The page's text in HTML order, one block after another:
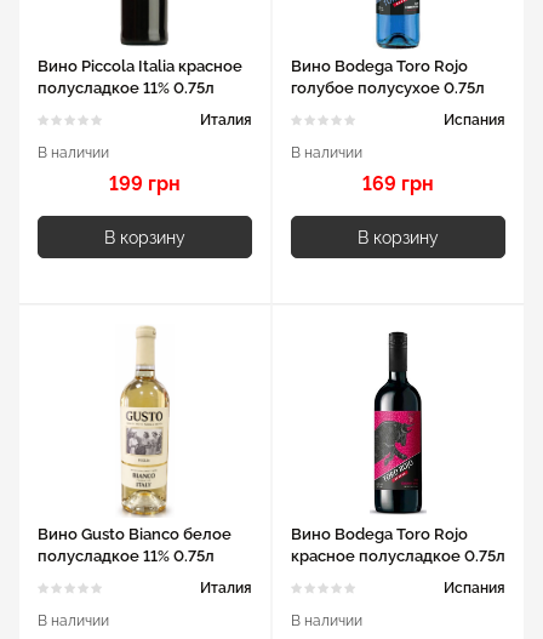
Вино Piccola Italia красное
полусладкое 11% 0.75л
Италия
В наличии
199 грн
В корзину
Вино Bodega Toro Rojo
голубое полусухое 0.75л
Испания
В наличии
169 грн
В корзину
Вино Gusto Bianco белое
полусладкое 11% 0.75л
Италия
В наличии
Вино Bodega Toro Rojo
красное полусладкое 0.75л
Испания
В наличии